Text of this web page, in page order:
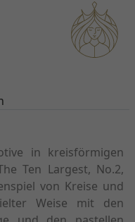
in kreisförmigen
Ten Largest, No.2,
von Kreise und
Weise mit den